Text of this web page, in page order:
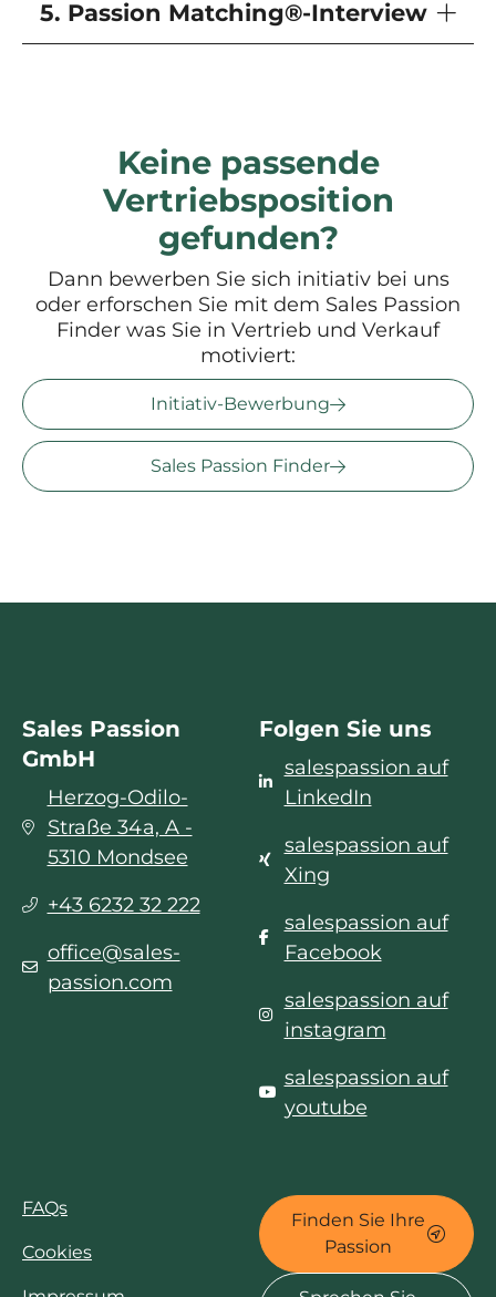
5. Passion Matching®-Interview
Keine passende
Vertriebsposition
gefunden?
Dann bewerben Sie sich initiativ bei uns
oder erforschen Sie mit dem Sales Passion
Finder was Sie in Vertrieb und Verkauf
motiviert:
Initiativ-Bewerbung
Sales Passion Finder
Sales Passion
GmbH
Herzog-Odilo-
Straße 34a, A -
5310 Mondsee
+43 6232 32 222
office@sales-
passion.com
Folgen Sie uns
salespassion auf
LinkedIn
salespassion auf
Xing
salespassion auf
Facebook
salespassion auf
instagram
salespassion auf
youtube
FAQs
Cookies
Finden Sie Ihre
Passion